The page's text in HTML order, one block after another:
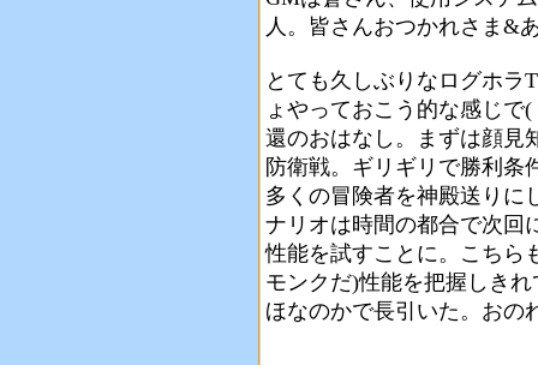
人。皆さんおつかれさま&
とても久しぶりなログホラ
ょやっておこう的な感じで
還のおはなし。まずは顔見
防衛戦。ギリギリで勝利条
多くの冒険者を神殿送りに
ナリオは時間の都合で次回
性能を試すことに。こちら
モンクだ)性能を把握しき
ほなのかで長引いた。おの